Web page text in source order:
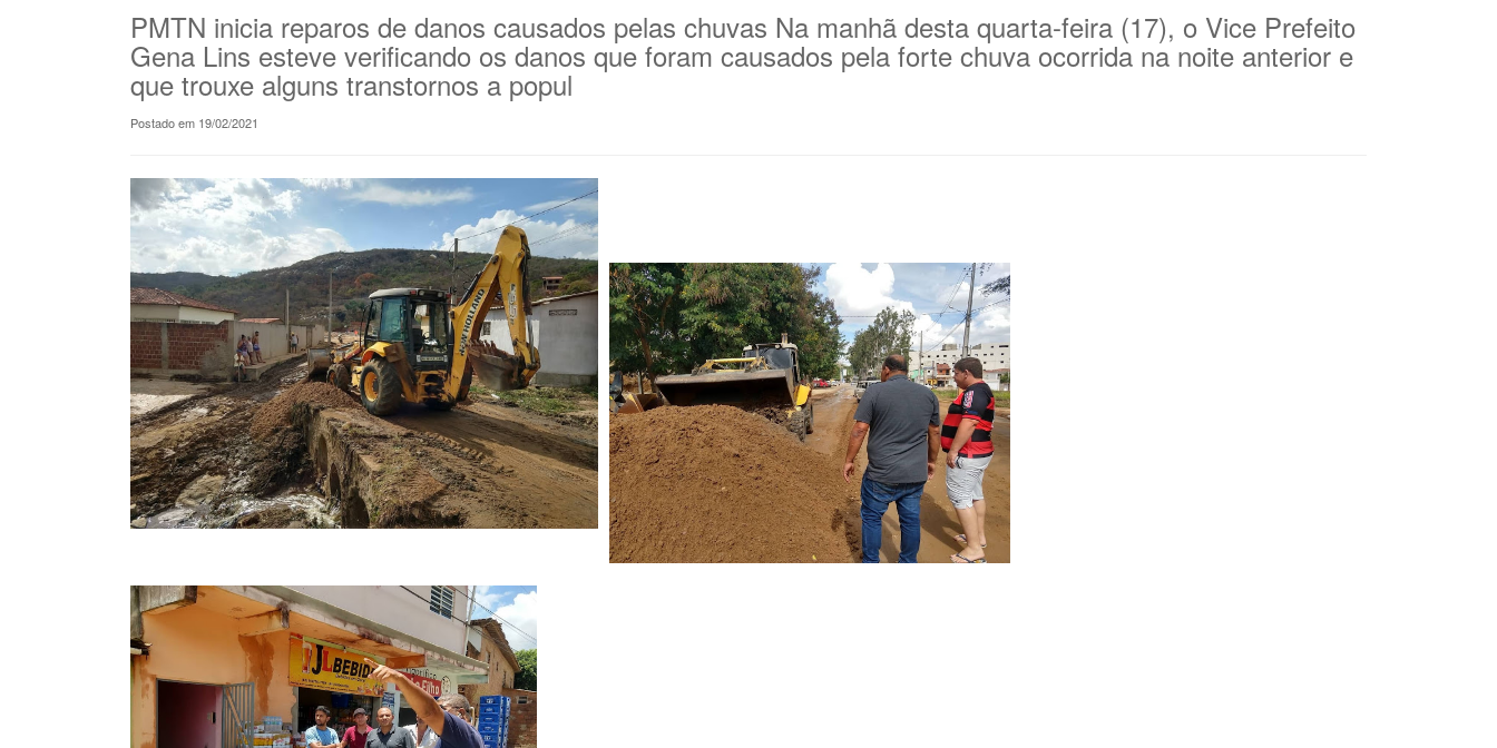
PMTN inicia reparos de danos causados pelas chuvas Na manhã desta quarta-feira (17), o Vice Prefeito
Gena Lins esteve verificando os danos que foram causados pela forte chuva ocorrida na noite anterior e
que trouxe alguns transtornos a popul
Postado em 19/02/2021